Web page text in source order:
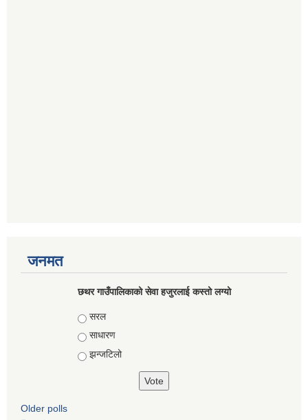
जनमत
छथर गाउँपालिकाको सेवा हजुरलाई कस्तो लग्यो
Choices
सरल
साधारण
झन्जटिलो
Older polls